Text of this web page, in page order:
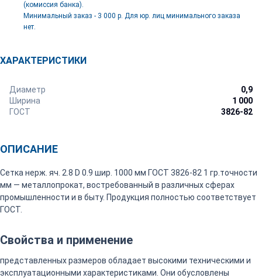
(комиссия банка).
Минимальный заказ - 3 000 р. Для юр. лиц минимального заказа
нет.
ХАРАКТЕРИСТИКИ
Диаметр
0,9
Ширина
1 000
ГОСТ
3826-82
ОПИСАНИЕ
Сетка нерж. яч. 2.8 D 0.9 шир. 1000 мм ГОСТ 3826-82 1 гр.точности
мм — металлопрокат, востребованный в различных сферах
промышленности и в быту. Продукция полностью соответствует
ГОСТ.
Свойства и применение
представленных размеров обладает высокими техническими и
эксплуатационными характеристиками. Они обусловлены